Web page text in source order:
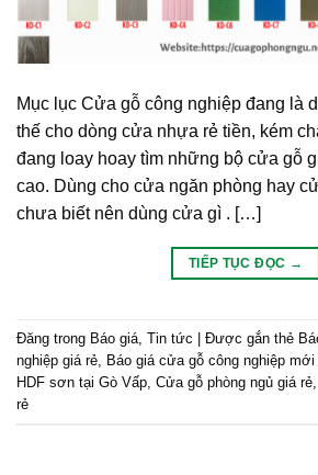
Mục lục Cửa gỗ công nghiệp đang là
thế cho dòng cửa nhựa rẻ tiền, kém
đang loay hoay tìm những bộ cửa gỗ
cao. Dùng cho cửa ngăn phòng hay
chưa biết nên dùng cửa gì . […]
TIẾP TỤC ĐỌC →
Đăng trong Báo giá Tin tức | Được gắn thẻ
nghiệp giá rẻ Báo giá cửa gỗ công nghiệp mới
HDF sơn tại Gò Vấp Cửa gỗ phòng ngủ giá rẻ
rẻ